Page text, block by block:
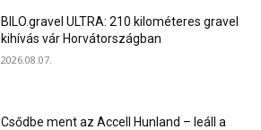
BILO.gravel ULTRA: 210 kilométeres gravel
kihívás vár Horvátországban
2026.08.07.
Csődbe ment az Accell Hunland – leáll a